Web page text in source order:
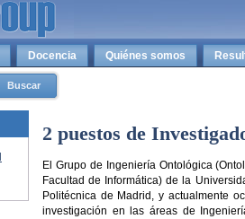
Docencia Quiénes somos
2 puestos de
El Grupo de Ingeniería Ontológica
Facultad de Informática) de la
Politécnica de Madrid, y actualmente
investigación en las áreas de